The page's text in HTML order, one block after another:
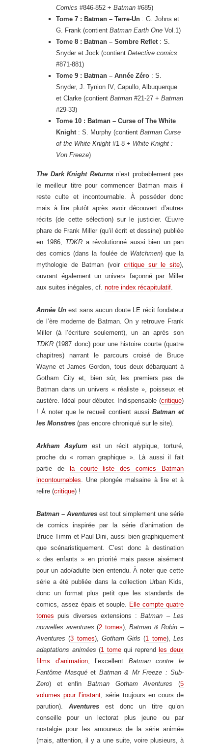
Comics #846-852 + Batman #685)
Tome 7 : Batman – Terre-Un : G. Johns et
G. Frank (contient Batman Earth One Vol.1)
Tome 8 : Batman – Sombre Reflet : S.
Snyder et Jock (contient Detective comics
#871-881)
Tome 9 : Batman – Année Zéro : S.
Snyder, J. Tynion IV, Capullo, Albuquerque
et Clarke (contient Batman #21-27 + Batman
#29-33)
Tome 10 : Batman – Curse of The White
Knight: S. Murphy (contient Batman Curse
of the White Knight #1-8 + White Knight :
Von Freeze)
The Dark Knight Returnsn’est probablement pas
le meilleur titre pour commencer Batman mais il
reste culte et incontournable. À posséder donc
mais à lire plutôtaprès avoir découvert d’autres
récits (de cette sélection) sur le justicier. Œuvre
phare de Frank Miller (qu’il écrit et dessine) publiée
en 1986, TDKR a révolutionné aussi bien un pan
des comics (dans la foulée de Watchmen) que la
mythologie de Batman (voir critique sur le site),
ouvrant également un univers façonné par Miller
aux suites inégales, cf. notre index récapitulatif.
Année Unest sans aucun doute LE récit fondateur
de l’ère moderne de Batman. On y retrouve Frank
Miller (à l’écriture seulement), un an après son
TDKR (1987 donc) pour une histoire courte (quatre
chapitres) narrant le parcours croisé de Bruce
Wayne et James Gordon, tous deux débarquant à
Gotham City et, bien sûr, les premiers pas de
Batman dans un univers « réaliste », poisseux et
austère. Idéal pour débuter. Indispensable (critique)
! À noter que le recueil contient aussi Batman et
les Monstres (pas encore chroniqué sur le site).
Arkham Asylum est un récit atypique, torturé,
proche du « roman graphique ». Là aussi il fait
partie de
la courte liste des comics Batman
incontournables. Une plongée malsaine à lire et à
relire (critique) !
Batman – Aventures est tout simplement une série
de comics inspirée par la série d’animation de
Bruce Timm et Paul Dini, aussi bien graphiquement
que scénaristiquement. C’est donc à destination
« des enfants » en priorité mais passe aisément
pour un ado/adulte bien entendu. À noter que cette
série a été publiée dans la collection Urban Kids,
donc un format plus petit que les standards de
comics, assez épais et souple. Elle compte quatre
tomes puis diverses extensions : Batman – Les
nouvelles aventures (2 tomes),Batman & Robin –
Aventures (3 tomes), Gotham Girls (1 tome),Les
adaptations animées (1 tomequi reprend les deux
films d’animation, l’excellent Batman contre le
Fantôme Masquéet Batman & Mr Freeze : Sub-
Zero) et enfin Batman Gotham Aventures (5
volumes pour l’instant, série toujours en cours de
parution). Aventuresest donc un titre qu’on
conseille pour un lectorat plus jeune ou par
nostalgie pour les amoureux de la série animée
(mais, attention, il y a une suite, voire plusieurs, à